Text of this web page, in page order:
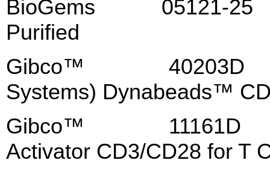
BioGems 05121-25
Purified
Gibco™ 40203D
Systems) Dynabeads™
Gibco™ 11161D
Activator CD3/CD28 for T